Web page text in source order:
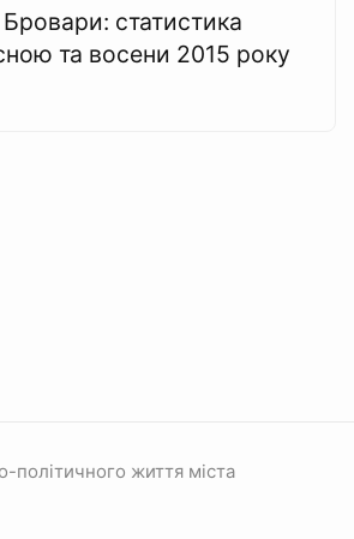
статистика
та восени 2015 року
політичного життя міста